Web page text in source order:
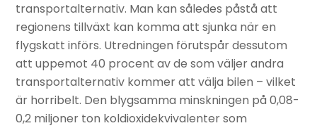
transportalternativ. Man kan således påstå att
regionens tillväxt kan komma att sjunka när en
flygskatt införs. Utredningen förutspår dessutom
att uppemot 40 procent av de som väljer andra
transportalternativ kommer att välja bilen – vilket
är horribelt. Den blygsamma minskningen på 0,08-
0,2 miljoner ton koldioxidekvivalenter som